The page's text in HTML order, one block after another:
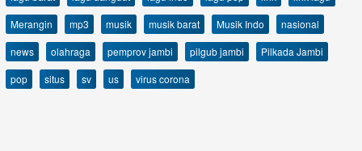
Merangin
mp3 musik musik barat Musik Indo
nasional
news
olahraga pemprov jambi pilgub jambi
Pilkada Jambi
pop
situs sv us virus corona